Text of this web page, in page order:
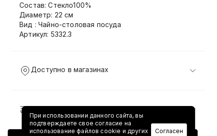
Состав: Стекло100%
Диаметр: 22 см
Вид : Чайно-столовая посуда
Артикул: 5332.3
Доступно в магазинах
Доставка и возврат
При использовании данного сайта, вы
подтверждаете свое согласие на
использование файлов cookie и других
Согласен